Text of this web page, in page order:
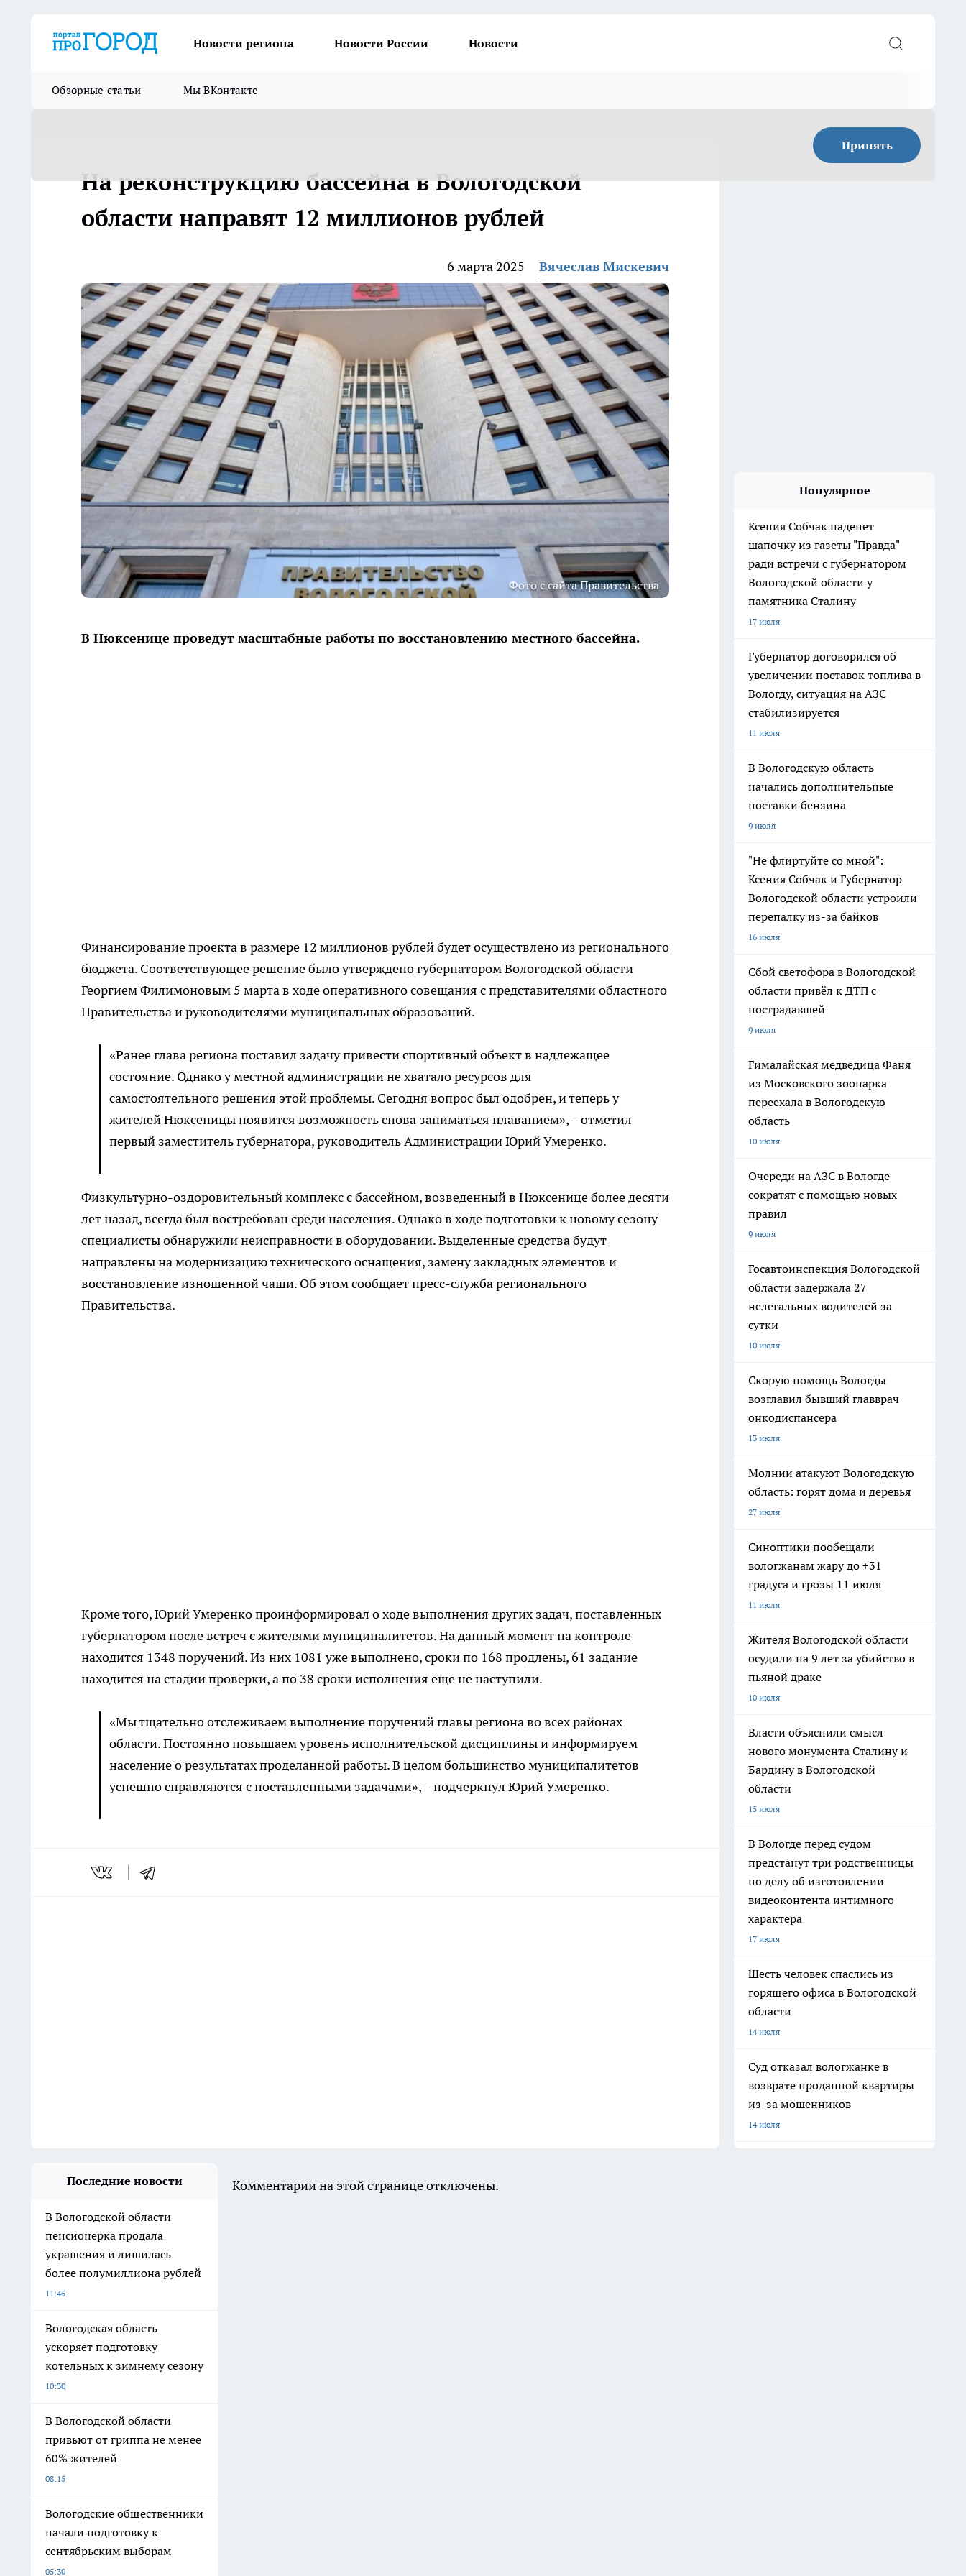
Новости региона Новости России Новости
Обзорные статьи Мы ВКонтакте
Принять
На реконструкцию бассейна в Вологодской
области направят 12 миллионов рублей
6 марта 2025 Вячеслав Мискевич
Фото с сайта Правительства
В Нюксенице проведут масштабные работы по восстановлению местного бассейна.
Финансирование проекта в размере 12 миллионов рублей будет осуществлено из регионального
бюджета. Соответствующее решение было утверждено губернатором Вологодской области
Георгием Филимоновым 5 марта в ходе оперативного совещания с представителями областного
Правительства и руководителями муниципальных образований.
«Ранее глава региона поставил задачу привести спортивный объект в надлежащее
состояние. Однако у местной администрации не хватало ресурсов для
самостоятельного решения этой проблемы. Сегодня вопрос был одобрен, и теперь у
жителей Нюксеницы появится возможность снова заниматься плаванием», – отметил
первый заместитель губернатора, руководитель Администрации Юрий Умеренко.
Физкультурно-оздоровительный комплекс с бассейном, возведенный в Нюксенице более десяти
лет назад, всегда был востребован среди населения. Однако в ходе подготовки к новому сезону
специалисты обнаружили неисправности в оборудовании. Выделенные средства будут
направлены на модернизацию технического оснащения, замену закладных элементов и
восстановление изношенной чаши. Об этом сообщает пресс-служба регионального
Правительства.
Кроме того, Юрий Умеренко проинформировал о ходе выполнения других задач, поставленных
губернатором после встреч с жителями муниципалитетов. На данный момент на контроле
находится 1348 поручений. Из них 1081 уже выполнено, сроки по 168 продлены, 61 задание
находится на стадии проверки, а по 38 сроки исполнения еще не наступили.
«Мы тщательно отслеживаем выполнение поручений главы региона во всех районах
области. Постоянно повышаем уровень исполнительской дисциплины и информируем
население о результатах проделанной работы. В целом большинство муниципалитетов
успешно справляются с поставленными задачами», – подчеркнул Юрий Умеренко.
Популярное
Ксения Собчак наденет
шапочку из газеты "Правда"
ради встречи с губернатором
Вологодской области у
памятника Сталину
17 июля
Губернатор договорился об
увеличении поставок топлива в
Вологду, ситуация на АЗС
стабилизируется
11 июля
В Вологодскую область
начались дополнительные
поставки бензина
9 июля
"Не флиртуйте со мной":
Ксения Собчак и Губернатор
Вологодской области устроили
перепалку из-за байков
16 июля
Сбой светофора в Вологодской
области привёл к ДТП с
пострадавшей
9 июля
Гималайская медведица Фаня
из Московского зоопарка
переехала в Вологодскую
область
10 июля
Очереди на АЗС в Вологде
сократят с помощью новых
правил
9 июля
Госавтоинспекция Вологодской
области задержала 27
нелегальных водителей за
сутки
10 июля
Скорую помощь Вологды
возглавил бывший главврач
онкодиспансера
13 июля
Молнии атакуют Вологодскую
область: горят дома и деревья
27 июля
Синоптики пообещали
вологжанам жару до +31
градуса и грозы 11 июля
11 июля
Жителя Вологодской области
осудили на 9 лет за убийство в
пьяной драке
10 июля
Власти объяснили смысл
нового монумента Сталину и
Бардину в Вологодской
области
15 июля
В Вологде перед судом
предстанут три родственницы
по делу об изготовлении
видеоконтента интимного
характера
17 июля
Шесть человек спаслись из
горящего офиса в Вологодской
области
14 июля
Суд отказал вологжанке в
возврате проданной квартиры
из-за мошенников
14 июля
Последние новости
В Вологодской области
пенсионерка продала
украшения и лишилась
более полумиллиона рублей
11:45
Вологодская область
ускоряет подготовку
котельных к зимнему сезону
10:30
В Вологодской области
привьют от гриппа не менее
60% жителей
08:15
Вологодские общественники
начали подготовку к
сентябрьским выборам
05:30
Комментарии на этой странице отключены.